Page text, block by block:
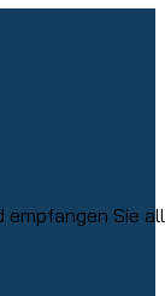
Sie